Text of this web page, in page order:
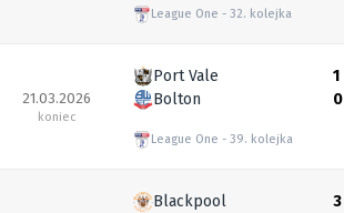
League One 32. kolejka
21.03.2026
koniec
Port Vale
Bolton
League One 39. kolejka
1
0
Blackpool
3